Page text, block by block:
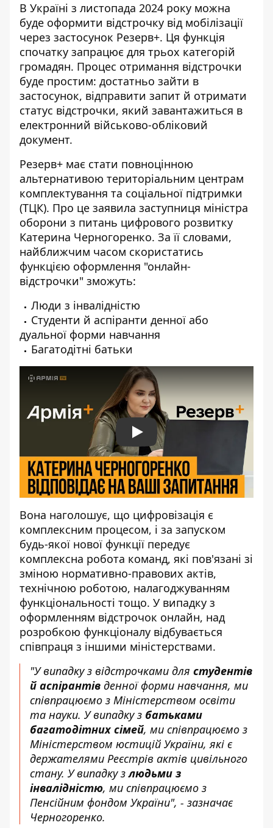
В Україні з листопада 2024 року можна
буде оформити відстрочку від мобілізації
через застосунок Резерв+. Ця функція
спочатку запрацює для трьох категорій
громадян. Процес отримання відстрочки
буде простим: достатньо зайти в
застосунок, відправити запит й отримати
статус відстрочки, який завантажиться в
електронний військово-обліковий
документ.
Резерв+ має стати повноцінною
альтернативою територіальним центрам
комплектування та соціальної підтримки
(ТЦК). Про це заявила заступниця міністра
оборони з питань цифрового розвитку
Катерина Черногоренко. За її словами,
найближчим часом скористатись
функцією оформлення "онлайн-
відстрочки" зможуть:
Люди з інвалідністю
Студенти й аспіранти денної або
дуальної форми навчання
Багатодітні батьки
Play
Вона наголошує, що цифровізація є
комплексним процесом, і за запуском
будь-якої нової функції передує
комплексна робота команд, які пов'язані зі
зміною нормативно-правових актів,
технічною роботою, налагоджуванням
функціональності тощо. У випадку з
оформленням відстрочок онлайн, над
розробкою функціоналу відбувається
співпраця з іншими міністерствами.
"У випадку з відстрочками для студентів
й аспірантів денної форми навчання, ми
співпрацюємо з Міністерством освіти
та науки. У випадку з батьками
багатодітних сімей, ми співпрацюємо з
Міністерством юстицій України, які є
держателями Реєстрів актів цивільного
стану. У випадку злюдьми з
інвалідністю, ми співпрацюємо з
Пенсійним фондом України", - зазначає
Черногоренко.